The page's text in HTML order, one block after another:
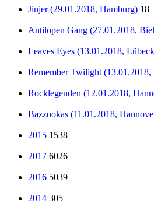
Jinjer (29.01.2018, Hamburg) 18
Antilopen Gang (27.01.2018,
Leaves Eyes (13.01.2018,
Remember Twilight (13.01.2018,
Rocklegenden (12.01.2018,
Bazzookas (11.01.2018,
2015 1538
2017 6026
2016 5039
2014 305